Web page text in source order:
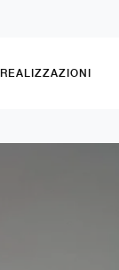
REALIZZAZIONI